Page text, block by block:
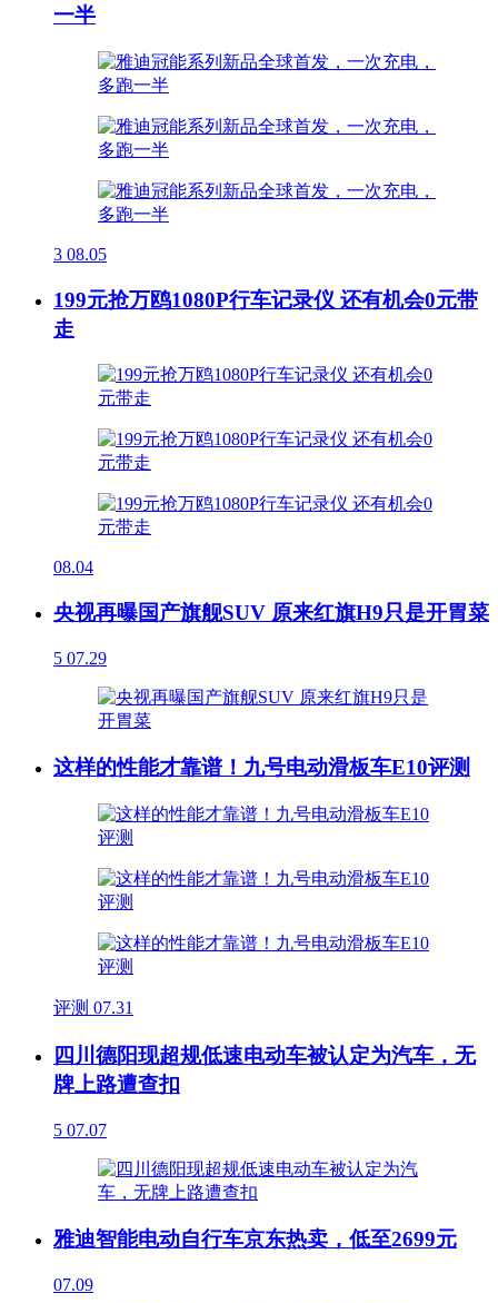
一半
3 08.05
199元抢万鸥1080P行车记录仪 还有机会0元带
走
08.04
央视再曝国产旗舰SUV 原来红旗H9只是开胃菜
5 07.29
这样的性能才靠谱！九号电动滑板车E10评测
评测 07.31
四川德阳现超规低速电动车被认定为汽车，无
牌上路遭查扣
5 07.07
雅迪智能电动自行车京东热卖，低至2699元
07.09